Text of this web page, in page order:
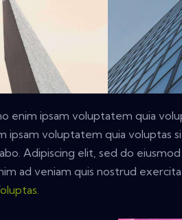
enim ipsam voluptatem quia
ipsam voluptatem quia voluptas
Adipiscing elit, sed do
ad veniam quis nostrud